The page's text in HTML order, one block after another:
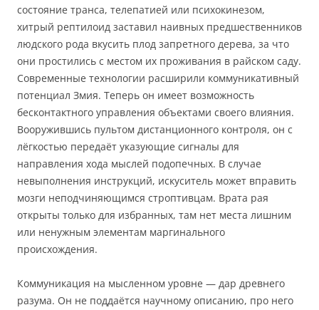
состояние транса, телепатией или психокинезом,
хитрый рептилоид заставил наивных предшественников
людского рода вкусить плод запретного дерева, за что
они простились с местом их проживания в райском саду.
Современные технологии расширили коммуникативный
потенциал Змия. Теперь он имеет возможность
бесконтактного управления объектами своего влияния.
Вооружившись пультом дистанционного контроля, он с
лёгкостью передаёт указующие сигналы для
направления хода мыслей подопечных. В случае
невыполнения инструкций, искуситель может вправить
мозги неподчиняющимся строптивцам. Врата рая
открыты только для избранных, там нет места лишним
или ненужным элементам маргинального
происхождения.
Коммуникация на мысленном уровне — дар древнего
разума. Он не поддаётся научному описанию, про него